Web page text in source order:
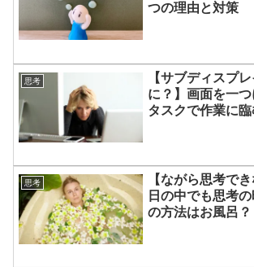
つの理由と対策
思考
【サブディスプ
に？】画面を一
タスクで作業に
思考
【ながら思考で
日の中でも思考
の方法はお風呂？